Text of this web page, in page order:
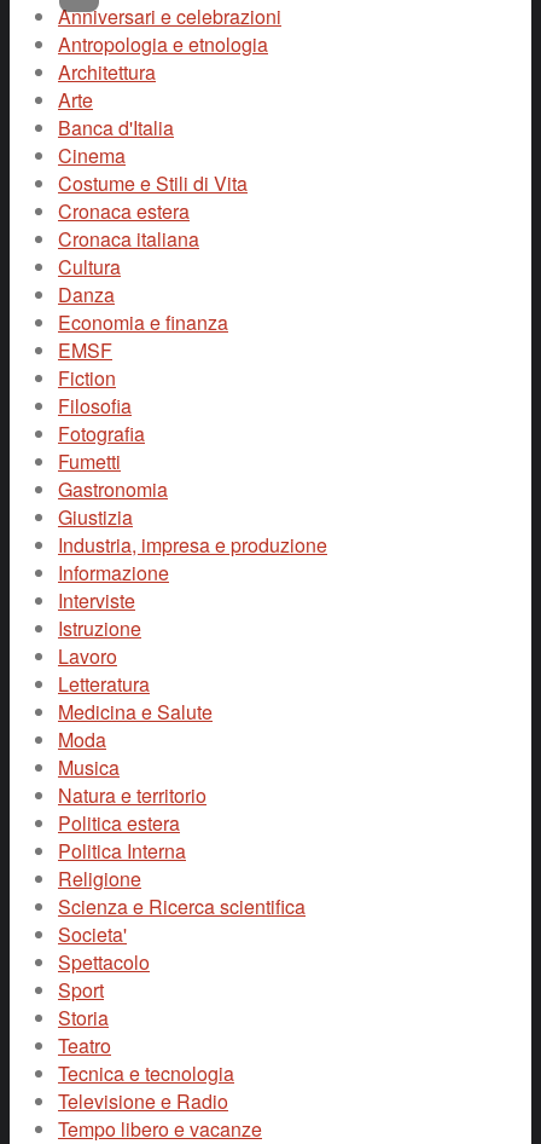
Anniversari e celebrazioni
Antropologia e etnologia
Architettura
Arte
Banca d'Italia
Cinema
Costume e Stili di Vita
Cronaca estera
Cronaca italiana
Cultura
Danza
Economia e finanza
EMSF
Fiction
Filosofia
Fotografia
Fumetti
Gastronomia
Giustizia
Industria, impresa e produzione
Informazione
Interviste
Istruzione
Lavoro
Letteratura
Medicina e Salute
Moda
Musica
Natura e territorio
Politica estera
Politica Interna
Religione
Scienza e Ricerca scientifica
Societa'
Spettacolo
Sport
Storia
Teatro
Tecnica e tecnologia
Televisione e Radio
Tempo libero e vacanze